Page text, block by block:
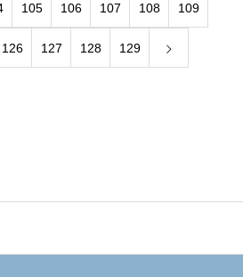
105 106 107 108 109
126 127 128 129